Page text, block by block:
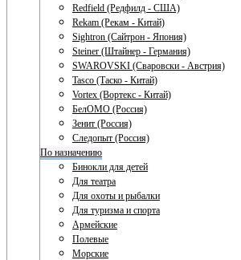
Redfield (Редфилд - США)
Rekam (Рекам - Китай)
Sightron (Сайтрон - Япония)
Steiner (Штайнер - Германия)
SWAROVSKI (Сваровски - Австрия)
Tasco (Таско - Китай)
Vortex (Вортекс - Китай)
БелОМО (Россия)
Зенит (Россия)
Следопыт (Россия)
По назначению
Бинокли для детей
Для театра
Для охоты и рыбалки
Для туризма и спорта
Армейские
Полевые
Морские